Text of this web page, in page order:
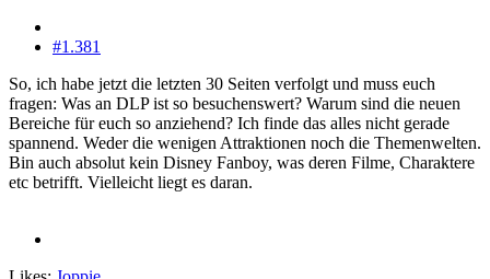
#1.381
So, ich habe jetzt die letzten 30 Seiten verfolgt und muss euch
fragen: Was an DLP ist so besuchenswert? Warum sind die neuen
Bereiche für euch so anziehend? Ich finde das alles nicht gerade
spannend. Weder die wenigen Attraktionen noch die Themenwelten.
Bin auch absolut kein Disney Fanboy, was deren Filme, Charaktere
etc betrifft. Vielleicht liegt es daran.